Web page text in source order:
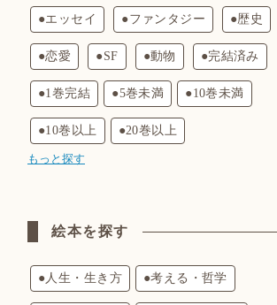
●エッセイ ●ファンタジー ●歴史
●恋愛 ●SF ●動物 ●完結済み
●1巻完結 ●5巻未満 ●10巻未満
●10巻以上 ●20巻以上
もっと探す
絵本を探す
●人生・生き方 ●考える・哲学